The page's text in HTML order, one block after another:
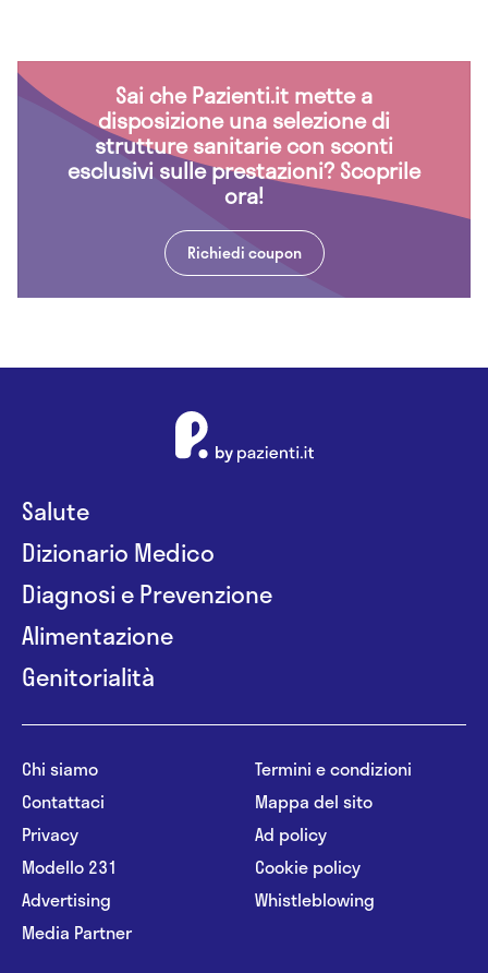
Sai che Pazienti.it mette a
disposizione una selezione di
strutture sanitarie con sconti
esclusivi sulle prestazioni? Scoprile
ora!
Richiedi coupon
Salute
Dizionario Medico
Diagnosi e Prevenzione
Alimentazione
Genitorialità
Chi siamo
Contattaci
Privacy
Modello 231
Advertising
Media Partner
Termini e condizioni
Mappa del sito
Ad policy
Cookie policy
Whistleblowing